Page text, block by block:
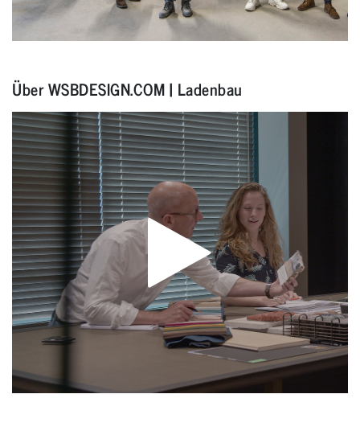
Über WSBDESIGN.COM | Ladenbau